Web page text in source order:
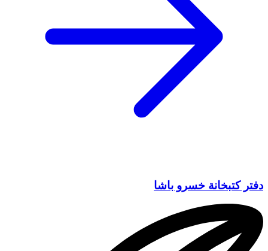
دفتر كتبخانة خسرو باشا